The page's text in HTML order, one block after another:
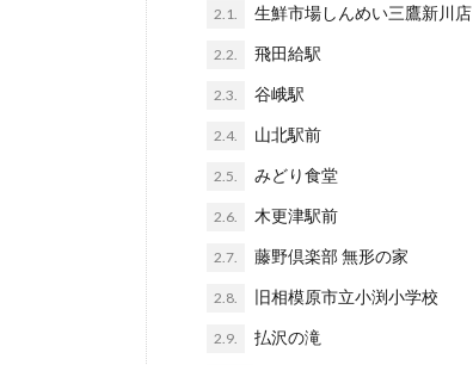
2.1. 生鮮市場しんめい三鷹新川店
2.2. 飛田給駅
2.3. 谷峨駅
2.4. 山北駅前
2.5. みどり食堂
2.6. 木更津駅前
2.7. 藤野倶楽部 無形の家
2.8. 旧相模原市立小渕小学校
2.9. 払沢の滝